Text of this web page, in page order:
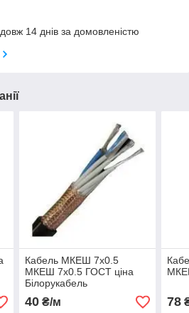
14 днів за домовленістю
Кабель МКЕШ 7х0.5
МКЕШ 7х0.5 ГОСТ ціна
Білорукабель
40₴/м 78